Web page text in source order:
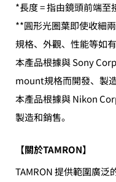
*長度 = 指由鏡頭前端至
**圓形光圈葉即使收細
規格、外觀、性能等如
本產品根據與 Sony
mount規格而開發、製造
本產品根據與 Nikon
製造和銷售。
【關於TAMRON】
TAMRON 提供範圍廣